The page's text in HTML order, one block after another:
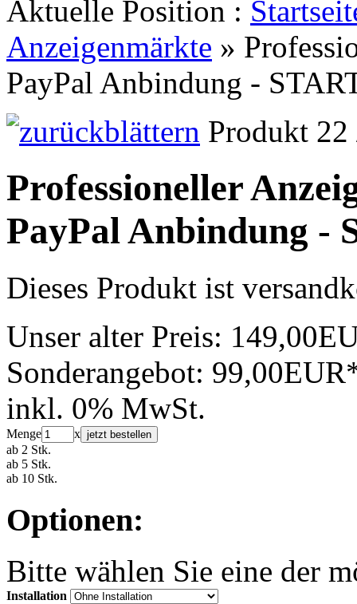
Aktuelle Position :
Anzeigenmärkte »
PayPal Anbindung -
Produkt
Professioneller
PayPal Anbindung -
Dieses Produkt ist
Unser alter Preis:
Sonderangebot:
inkl. 0% MwSt.
Menge x jetzt bestellen
ab 2 Stk.
ab 5 Stk.
ab 10 Stk.
Optionen:
Bitte wählen Sie eine der
Installation